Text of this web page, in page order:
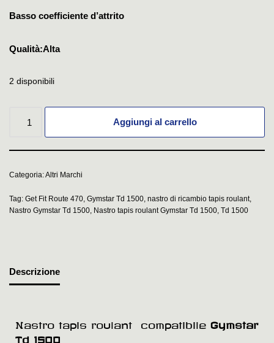
Basso coefficiente d’attrito
Qualità:Alta
2 disponibili
Aggiungi al carrello
Categoria:Altri Marchi
Tag: Get Fit Route 470, Gymstar Td 1500, nastro di ricambio tapis roulant,
Nastro Gymstar Td 1500, Nastro tapis roulant Gymstar Td 1500, Td 1500
Descrizione
Nastro tapis roulant compatibile Gymstar
Td 1500